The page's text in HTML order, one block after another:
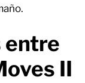
entre
II